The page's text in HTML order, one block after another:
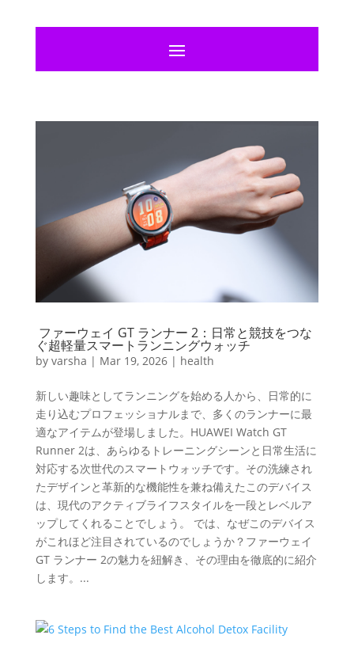
ファーウェイ GT ランナー 2：日常と競技をつな
ぐ超軽量スマートランニングウォッチ
by varsha | Mar 19, 2026| health
新しい趣味としてランニングを始める人から、日常的に
走り込むプロフェッショナルまで、多くのランナーに最
適なアイテムが登場しました。HUAWEI Watch GT
Runner 2は、あらゆるトレーニングシーンと日常生活に
対応する次世代のスマートウォッチです。その洗練され
たデザインと革新的な機能性を兼ね備えたこのデバイス
は、現代のアクティブライフスタイルを一段とレベルア
ップしてくれることでしょう。 では、なぜこのデバイス
がこれほど注目されているのでしょうか？ファーウェイ
GT ランナー 2の魅力を紐解き、その理由を徹底的に紹介
します。...